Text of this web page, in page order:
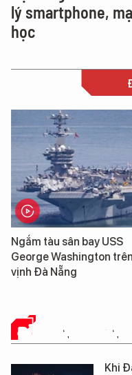
lý smartphone,
học
Ngắm tàu sân bay USS
George Washington trên
vịnh Đà Nẵng
ĐỜI SỐNG DOANH
Khi